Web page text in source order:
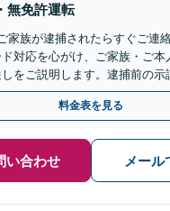
無免許運転
家族が逮捕されたらすぐご連
対応を心がけ、ご家族・ご本
をご説明します。逮捕前の示
まかせください。
料金表を見る
い合わせ メール